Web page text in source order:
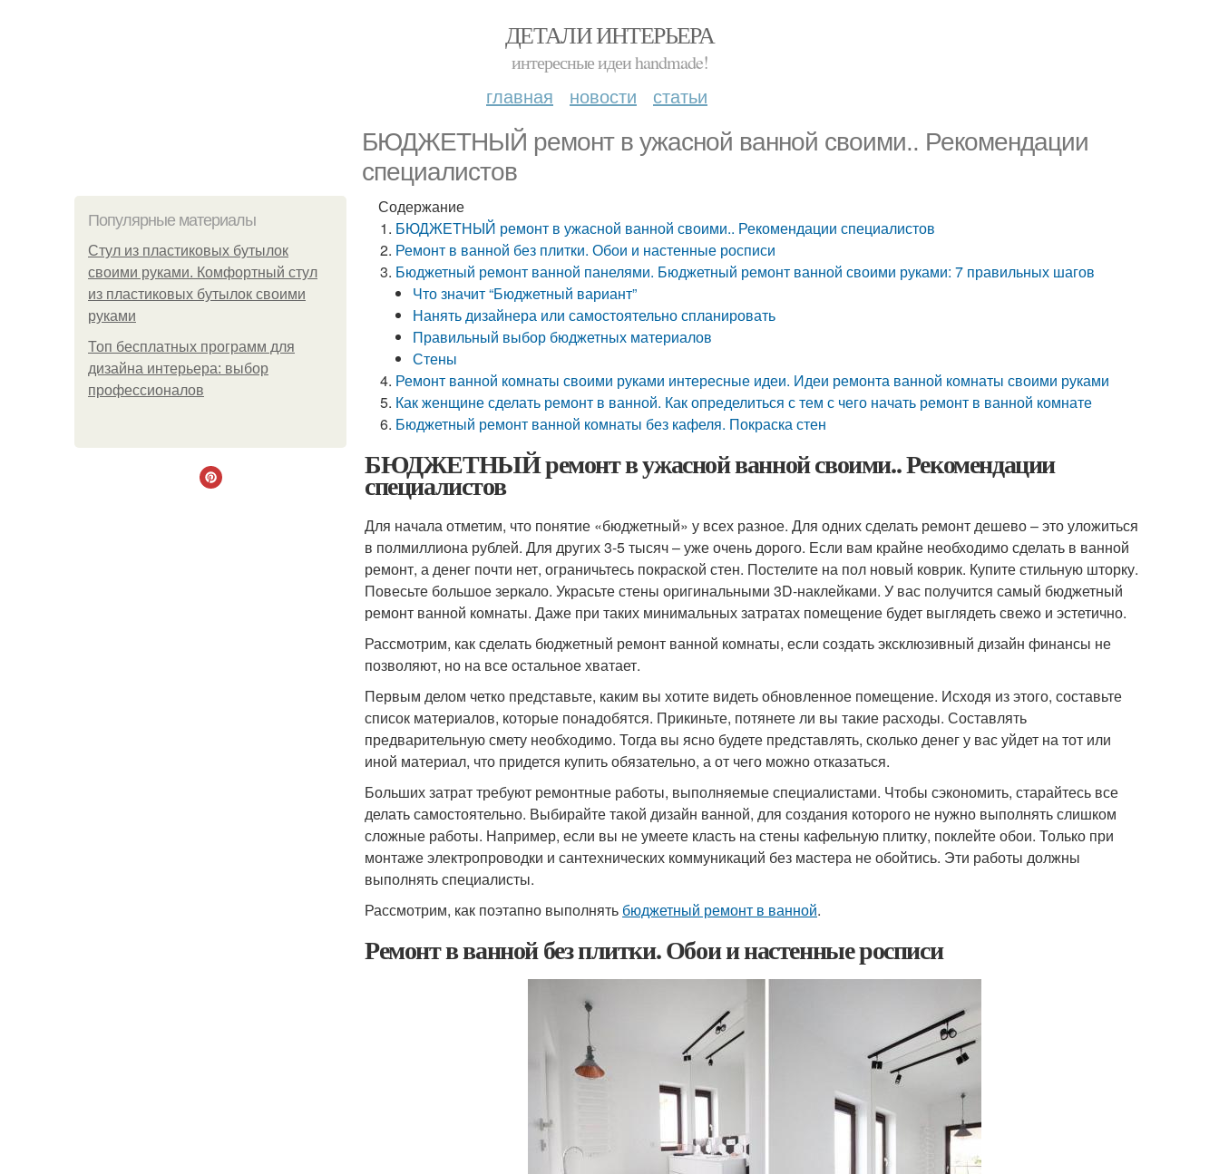
ДЕТАЛИ ИНТЕРЬЕРА
интересные идеи handmade!
главная новости статьи
БЮДЖЕТНЫЙ ремонт в ужасной ванной своими.. Рекомендации
специалистов
Популярные материалы
Стул из пластиковых бутылок
своими руками. Комфортный стул
из пластиковых бутылок своими
руками
Топ бесплатных программ для
дизайна интерьера: выбор
профессионалов
Содержание
БЮДЖЕТНЫЙ ремонт в ужасной ванной своими.. Рекомендации специалистов
Ремонт в ванной без плитки. Обои и настенные росписи
Бюджетный ремонт ванной панелями. Бюджетный ремонт ванной своими руками: 7 правильных шагов
Что значит “Бюджетный вариант”
Нанять дизайнера или самостоятельно спланировать
Правильный выбор бюджетных материалов
Стены
Ремонт ванной комнаты своими руками интересные идеи. Идеи ремонта ванной комнаты своими руками
Как женщине сделать ремонт в ванной. Как определиться с тем с чего начать ремонт в ванной комнате
Бюджетный ремонт ванной комнаты без кафеля. Покраска стен
БЮДЖЕТНЫЙ ремонт в ужасной ванной своими.. Рекомендации
специалистов
Для начала отметим, что понятие «бюджетный» у всех разное. Для одних сделать ремонт дешево – это уложиться
в полмиллиона рублей. Для других 3-5 тысяч – уже очень дорого. Если вам крайне необходимо сделать в ванной
ремонт, а денег почти нет, ограничьтесь покраской стен. Постелите на пол новый коврик. Купите стильную шторку.
Повесьте большое зеркало. Украсьте стены оригинальными 3D-наклейками. У вас получится самый бюджетный
ремонт ванной комнаты. Даже при таких минимальных затратах помещение будет выглядеть свежо и эстетично.
Рассмотрим, как сделать бюджетный ремонт ванной комнаты, если создать эксклюзивный дизайн финансы не
позволяют, но на все остальное хватает.
Первым делом четко представьте, каким вы хотите видеть обновленное помещение. Исходя из этого, составьте
список материалов, которые понадобятся. Прикиньте, потянете ли вы такие расходы. Составлять
предварительную смету необходимо. Тогда вы ясно будете представлять, сколько денег у вас уйдет на тот или
иной материал, что придется купить обязательно, а от чего можно отказаться.
Больших затрат требуют ремонтные работы, выполняемые специалистами. Чтобы сэкономить, старайтесь все
делать самостоятельно. Выбирайте такой дизайн ванной, для создания которого не нужно выполнять слишком
сложные работы. Например, если вы не умеете класть на стены кафельную плитку, поклейте обои. Только при
монтаже электропроводки и сантехнических коммуникаций без мастера не обойтись. Эти работы должны
выполнять специалисты.
Рассмотрим, как поэтапно выполнять бюджетный ремонт в ванной.
Ремонт в ванной без плитки. Обои и настенные росписи